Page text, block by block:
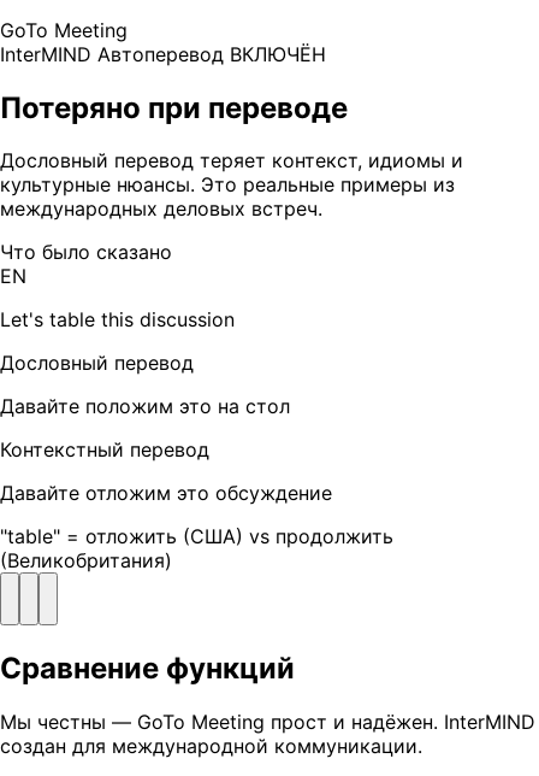
GoTo Meeting
InterMIND Автоперевод ВКЛЮЧЁН
Потеряно при переводе
Дословный перевод теряет контекст, идиомы и
культурные нюансы. Это реальные примеры из
международных деловых встреч.
Что было сказано
EN
Let's table this discussion
Дословный перевод
Давайте положим это на стол
Контекстный перевод
Давайте отложим это обсуждение
"table" = отложить (США) vs продолжить
(Великобритания)
Сравнение функций
Мы честны — GoTo Meeting прост и надёжен. InterMIND
создан для международной коммуникации.